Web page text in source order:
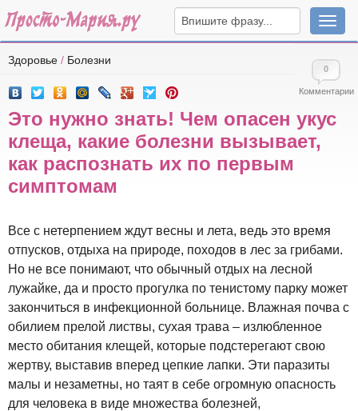
Здоровье / Болезни
0
Комментарии
Это нужно знать! Чем опасен укус
клеща, какие болезни вызывает,
как распознать их по первым
симптомам
Все с нетерпением ждут весны и лета, ведь это время
отпусков, отдыха на природе, походов в лес за грибами.
Но не все понимают, что обычный отдых на лесной
лужайке, да и просто прогулка по тенистому парку может
закончиться в инфекционной больнице. Влажная почва с
обилием прелой листвы, сухая трава – излюбленное
место обитания клещей, которые подстерегают свою
жертву, выставив вперед цепкие лапки. Эти паразиты
малы и незаметны, но таят в себе огромную опасность
для человека в виде множества болезней,